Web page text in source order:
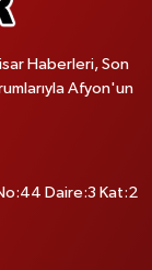
Haberleri, Son
Afyon'un
Daire:3 Kat:2